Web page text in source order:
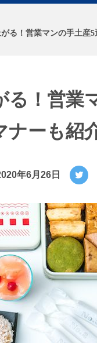
る！営業マンの手土産
！営業
ナーも紹
年6月26日